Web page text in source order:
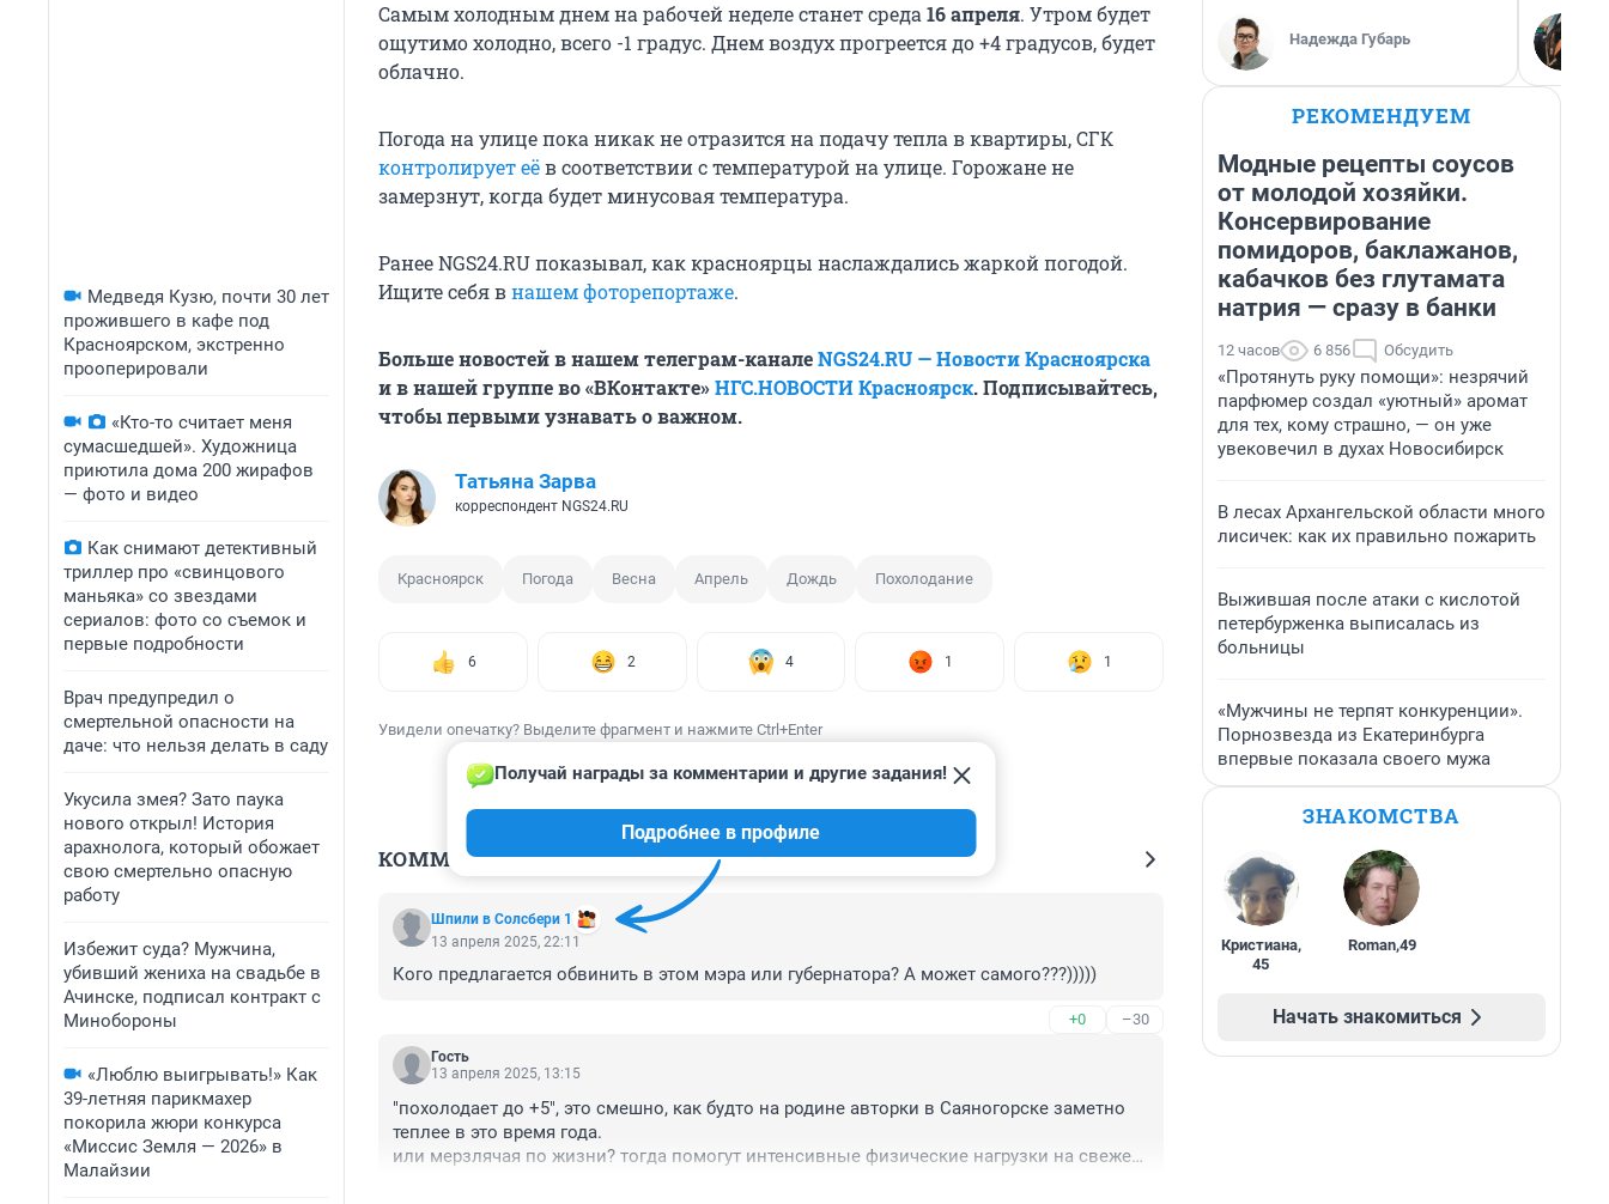
Медведя Кузю, почти 30 лет
прожившего в кафе под
Красноярском, экстренно
прооперировали
«Кто-то считает меня
сумасшедшей». Художница
приютила дома 200 жирафов
— фото и видео
Как снимают детективный
триллер про «свинцового
маньяка» со звездами
сериалов: фото со съемок и
первые подробности
Врач предупредил о
смертельной опасности на
даче: что нельзя делать в саду
Укусила змея? Зато паука
нового открыл! История
арахнолога, который обожает
свою смертельно опасную
работу
Избежит суда? Мужчина,
убивший жениха на свадьбе в
Ачинске, подписал контракт с
Минобороны
«Люблю выигрывать!» Как
39-летняя парикмахер
покорила жюри конкурса
«Миссис Земля — 2026» в
Малайзии
Самым холодным днем на рабочей неделе станет среда 16 апреля. Утром будет
ощутимо холодно, всего -1 градус. Днем воздух прогреется до +4 градусов, будет
облачно.
Погода на улице пока никак не отразится на подачу тепла в квартиры, СГК
контролирует еёв соответствии с температурой на улице. Горожане не
замерзнут, когда будет минусовая температура.
Ранее NGS24.RU показывал, как красноярцы наслаждались жаркой погодой.
Ищите себя внашем фоторепортаже.
Больше новостей в нашем телеграм-каналеNGS24.RU — Новости Красноярска
и в нашей группе во «ВКонтакте»НГС.НОВОСТИ Красноярск. Подписывайтесь,
чтобы первыми узнавать о важном.
Татьяна Зарва
корреспондент NGS24.RU
Красноярск Погода Весна Апрель Дождь Похолодание
6 2 4 1 1
Увидели опечатку? Выделите фрагмент и нажмите Ctrl+Enter
КОММЕНТАРИИ 6
Шпили в Солсбери 1
Получай награды за комментарии и другие задания!
Подробнее в профиле
13 апреля 2025, 22:11
Кого предлагается обвинить в этом мэра или губернатора? А может самого???)))))
+0 –30
Гость
13 апреля 2025, 13:15
"похолодает до +5", это смешно, как будто на родине авторки в Саяногорске заметно
теплее в это время года.
или мерзлячая по жизни? тогда помогут интенсивные физические нагрузки на свежем
Надежда Губарь
РЕКОМЕНДУЕМ
Модные рецепты соусов
от молодой хозяйки.
Консервирование
помидоров, баклажанов,
кабачков без глутамата
натрия — сразу в банки
12 часов 6 856 Обсудить
«Протянуть руку помощи»: незрячий
парфюмер создал «уютный» аромат
для тех, кому страшно, — он уже
увековечил в духах Новосибирск
В лесах Архангельской области много
лисичек: как их правильно пожарить
Выжившая после атаки с кислотой
петербурженка выписалась из
больницы
«Мужчины не терпят конкуренции».
Порнозвезда из Екатеринбурга
впервые показала своего мужа
ЗНАКОМСТВА
Кристиана,
45
Roman,49
Начать знакомиться